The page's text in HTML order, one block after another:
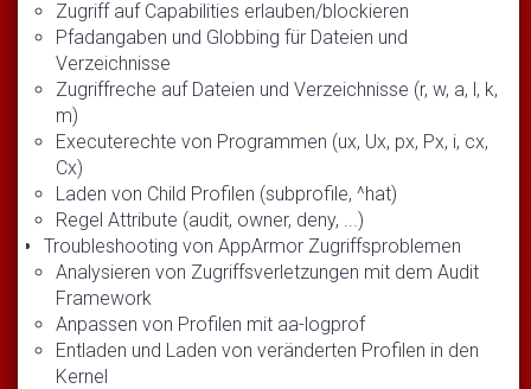
Zugriff auf Capabilities erlauben/blockieren
Pfadangaben und Globbing für Dateien und
Verzeichnisse
Zugriffreche auf Dateien und Verzeichnisse (r, w, a, l, k,
m)
Executerechte von Programmen (ux, Ux, px, Px, i, cx,
Cx)
Laden von Child Profilen (subprofile, ^hat)
Regel Attribute (audit, owner, deny, ...)
Troubleshooting von AppArmor Zugriffsproblemen
Analysieren von Zugriffsverletzungen mit dem Audit
Framework
Anpassen von Profilen mit aa-logprof
Entladen und Laden von veränderten Profilen in den
Kernel